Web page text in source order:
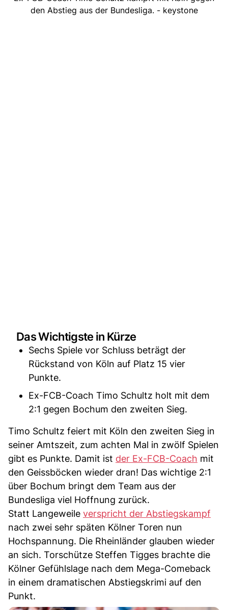
den Abstieg aus der Bundesliga. - keystone
Das Wichtigste in Kürze
Sechs Spiele vor Schluss beträgt der
Rückstand von Köln auf Platz 15 vier
Punkte.
Ex-FCB-Coach Timo Schultz holt mit dem
2:1 gegen Bochum den zweiten Sieg.
Timo Schultz feiert mit Köln den zweiten Sieg in
seiner Amtszeit, zum achten Mal in zwölf Spielen
gibt es Punkte. Damit ist der Ex-FCB-Coach mit
den Geissböcken wieder dran! Das wichtige 2:1
über Bochum bringt dem Team aus der
Bundesliga viel Hoffnung zurück.
Statt Langeweile verspricht der Abstiegskampf
nach zwei sehr späten Kölner Toren nun
Hochspannung. Die Rheinländer glauben wieder
an sich. Torschütze Steffen Tigges brachte die
Kölner Gefühlslage nach dem Mega-Comeback
in einem dramatischen Abstiegskrimi auf den
Punkt.